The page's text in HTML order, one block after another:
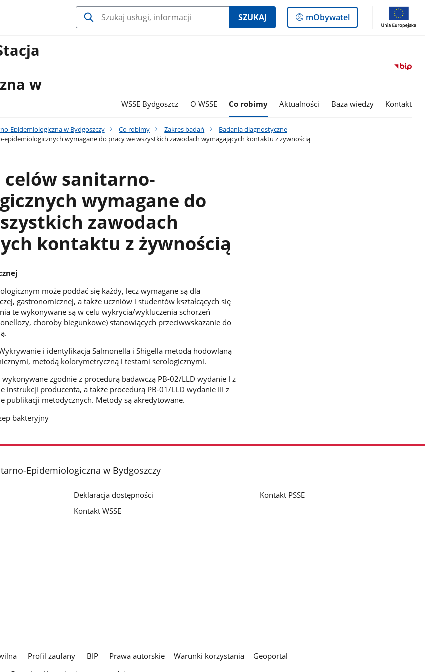
SZUKAJ
Logowanie
do
mObywatel
w
WSSE Bydgoszcz O WSSE Co robimy Aktualności Baza wiedzy Kontakt
Epidemiologiczna w Bydgoszczy Co robimy Zakres badań
Badania diagnostyczne
epidemiologicznych wymagane do pracy we wszystkich zawodach wymagających kontaktu z żywnością
celów sanitarno-
wymagane do
zawodach
kontaktu z żywnością
może poddać się każdy, lecz wymagane są dla
gastronomicznej, a także uczniów i studentów kształcących się
te wykonywane są w celu wykrycia/wykluczenia schorzeń
choroby biegunkowe) stanowiących przeciwwskazanie do
i identyfikacja Salmonella i Shigella metodą hodowlaną
metodą kolorymetryczną i testami serologicznymi.
zgodnie z procedurą badawczą PB-02/LLD wydanie I z
instrukcji producenta, a także procedurą PB-01/LLD wydanie III z
publikacji metodycznych. Metody są akredytowane.
bakteryjny
Epidemiologiczna w Bydgoszczy
Deklaracja dostępności
Kontakt WSSE
Kontakt PSSE
Profil zaufany BIP Prawa autorskie Warunki korzystania
Geoportal